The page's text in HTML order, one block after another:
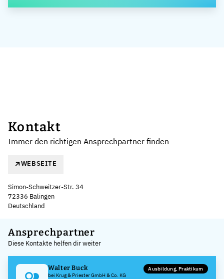
Kontakt
Immer den richtigen Ansprechpartner finden
WEBSEITE
Simon-Schweitzer-Str. 34
72336 Balingen
Deutschland
+
−
Ansprechpartner
Diese Kontakte helfen dir weiter
Walter Buck
bei Krug & Priester GmbH & Co. KG
Ausbildung, Praktikum